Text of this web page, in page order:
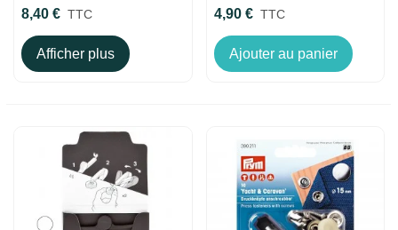
8,40 € TTC
Afficher plus
4,90 € TTC
Ajouter au panier